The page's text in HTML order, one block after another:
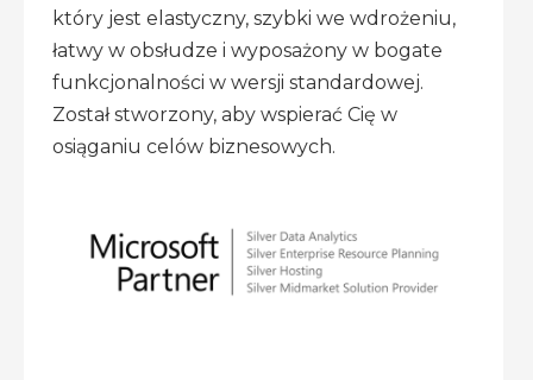
który jest elastyczny, szybki we wdrożeniu,
łatwy w obsłudze i wyposażony w bogate
funkcjonalności w wersji standardowej.
Został stworzony, aby wspierać Cię w
osiąganiu celów biznesowych.